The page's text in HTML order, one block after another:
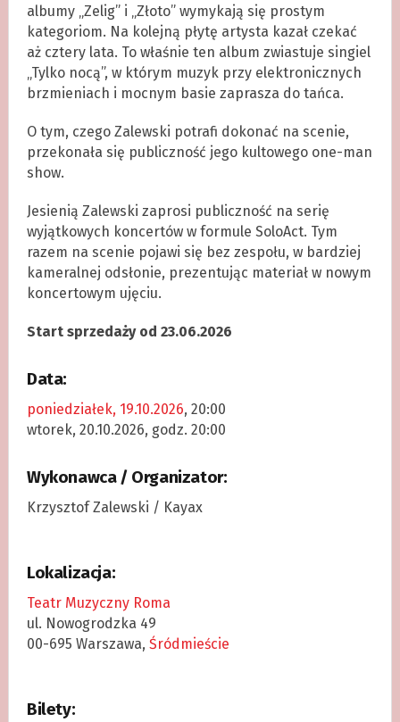
albumy „Zelig” i „Złoto” wymykają się prostym
kategoriom. Na kolejną płytę artysta kazał czekać
aż cztery lata. To właśnie ten album zwiastuje singiel
„Tylko nocą”, w którym muzyk przy elektronicznych
brzmieniach i mocnym basie zaprasza do tańca.
O tym, czego Zalewski potrafi dokonać na scenie,
przekonała się publiczność jego kultowego one-man
show.
Jesienią Zalewski zaprosi publiczność na serię
wyjątkowych koncertów w formule SoloAct. Tym
razem na scenie pojawi się bez zespołu, w bardziej
kameralnej odsłonie, prezentując materiał w nowym
koncertowym ujęciu.
Start sprzedaży od 23.06.2026
Data:
poniedziałek, 19.10.2026, 20:00
wtorek, 20.10.2026, godz. 20:00
Wykonawca / Organizator:
Krzysztof Zalewski / Kayax
Lokalizacja:
Teatr Muzyczny Roma
ul. Nowogrodzka 49
00-695 Warszawa, Śródmieście
Bilety: